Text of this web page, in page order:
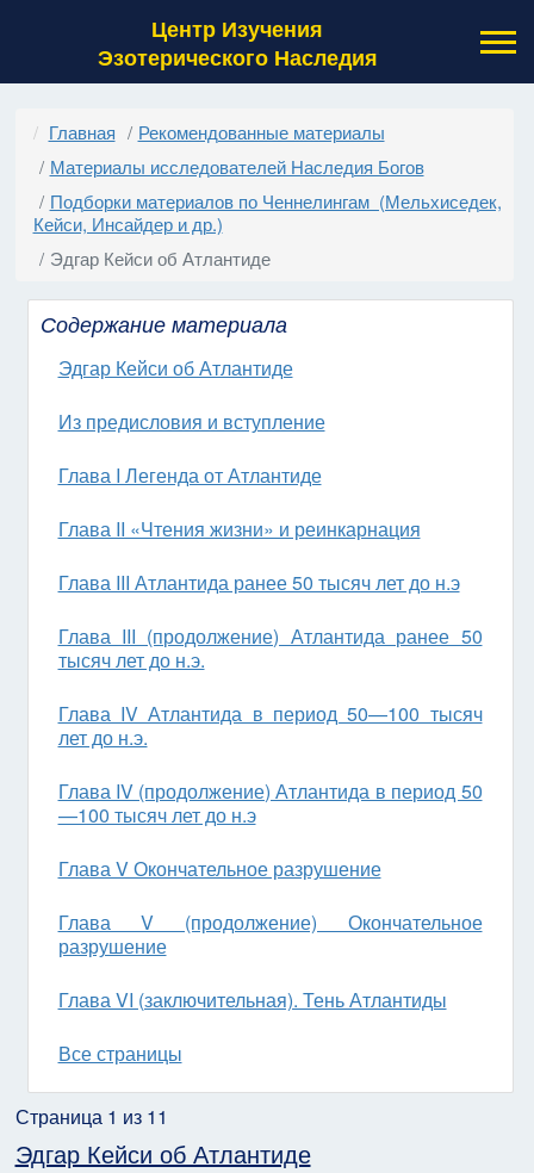
Центр Изучения
Эзотерического Наследия
Главная
Рекомендованные материалы
Материалы исследователей Наследия Богов
Подборки материалов по Ченнелингам (Мельхиседек,
Кейси, Инсайдер и др.)
Эдгар Кейси об Атлантиде
Содержание материала
Эдгар Кейси об Атлантиде
Из предисловия и вступление
Глава I Легенда от Атлантиде
Глава II «Чтения жизни» и реинкарнация
Глава III Атлантида ранее 50 тысяч лет до н.э
Глава III (продолжение) Атлантида ранее 50
тысяч лет до н.э.
Глава IV Атлантида в период 50—100 тысяч
лет до н.э.
Глава IV (продолжение) Атлантида в период 50
—100 тысяч лет до н.э
Глава V Окончательное разрушение
Глава V (продолжение) Окончательное
разрушение
Глава VI (заключительная). Тень Атлантиды
Все страницы
Страница 1 из 11
Эдгар Кейси об Атлантиде